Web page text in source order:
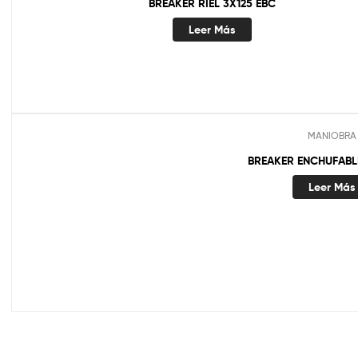
BREAKER RIEL 3X125 EBC
Leer Más
MANIOBRA
BREAKER
Leer Más